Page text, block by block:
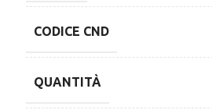
CODICE CND
QUANTITÀ